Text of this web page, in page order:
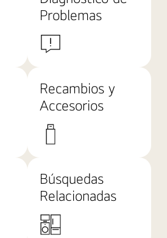
Problemas
Recambios y
Accesorios
Búsquedas
Relacionadas